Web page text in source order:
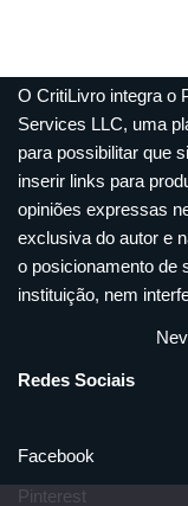
O CritiLivro integra o
Services LLC, uma
para possibilitar que
inserir links para
opiniões expressas
exclusiva do autor e
o posicionamento de
instituição, nem
Redes Sociais
Facebook
Pinterest